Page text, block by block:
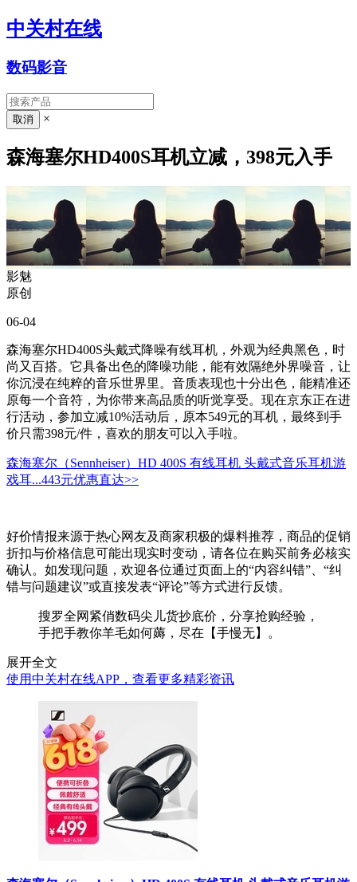
中关村在线
数码影音
×
森海塞尔HD400S耳机立减，398元入手
影魅
原创
06-04
森海塞尔HD400S头戴式降噪有线耳机，外观为经典黑色，时
尚又百搭。它具备出色的降噪功能，能有效隔绝外界噪音，让
你沉浸在纯粹的音乐世界里。音质表现也十分出色，能精准还
原每一个音符，为你带来高品质的听觉享受。现在京东正在进
行活动，参加立减10%活动后，原本549元的耳机，最终到手
价只需398元/件，喜欢的朋友可以入手啦。
森海塞尔（Sennheiser）HD 400S 有线耳机 头戴式音乐耳机游
戏耳...443元优惠直达>>
好价情报来源于热心网友及商家积极的爆料推荐，商品的促销
折扣与价格信息可能出现实时变动，请各位在购买前务必核实
确认。如发现问题，欢迎各位通过页面上的“内容纠错”、“纠
错与问题建议”或直接发表“评论”等方式进行反馈。
搜罗全网紧俏数码尖儿货抄底价，分享抢购经验，
手把手教你羊毛如何薅，尽在【手慢无】。
展开全文
使用中关村在线APP，查看更多精彩资讯